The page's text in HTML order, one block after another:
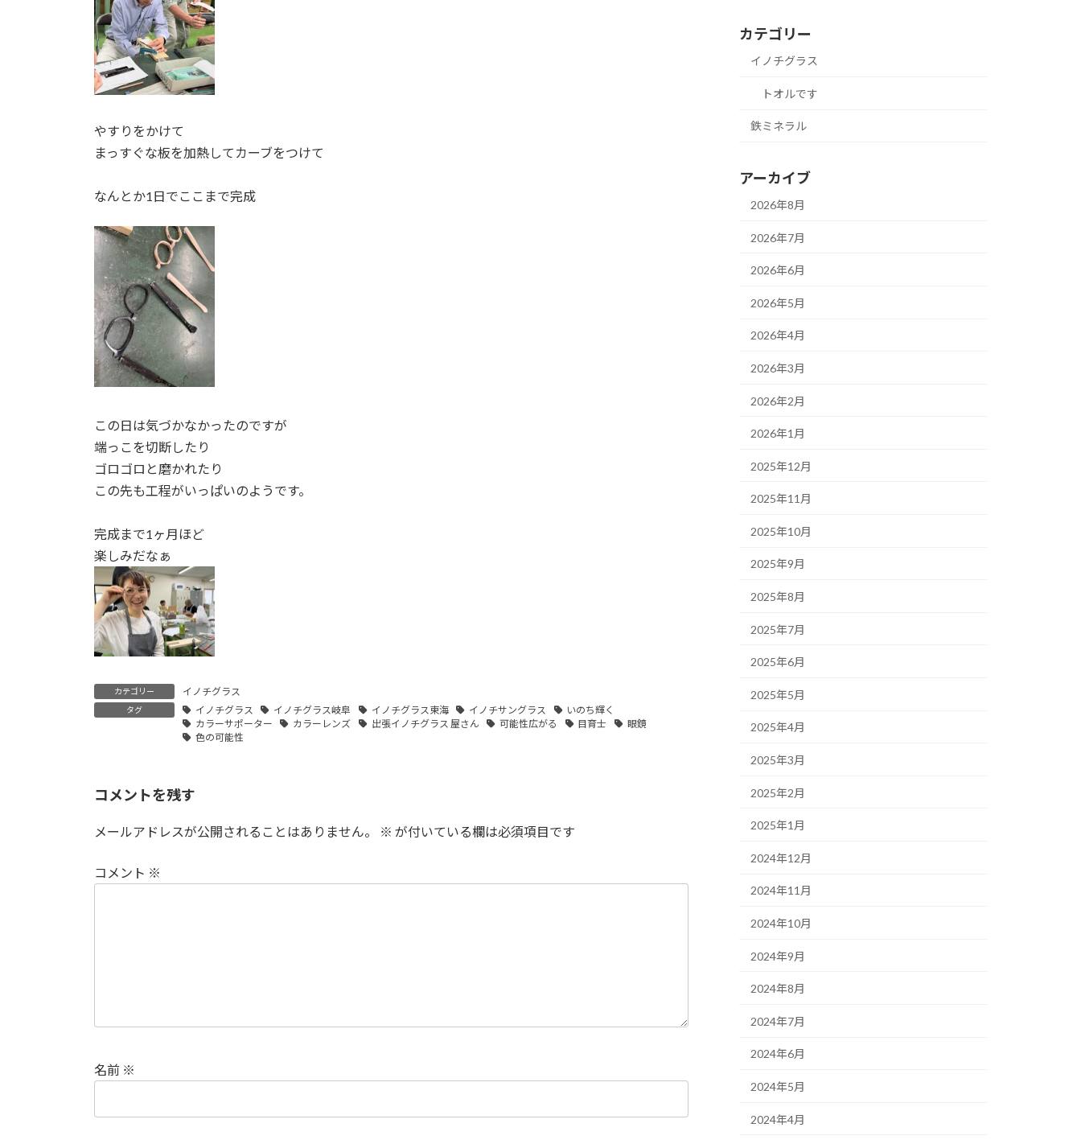
やすりをかけて
まっすぐな板を加熱してカーブをつけて
なんとか1日でここまで完成
この日は気づかなかったのですが
端っこを切断したり
ゴロゴロと磨かれたり
この先も工程がいっぱいのようです。
完成まで1ヶ月ほど
楽しみだなぁ
カテゴリー イノチグラス
タグ イノチグラス イノチグラス岐阜 イノチグラス東海 イノチサングラス
いのち輝く
カラーサポーター
カラーレンズ 出張イノチグラス 屋さん 可能性広がる 目育士
眼鏡
色の可能性
コメントを残す
メールアドレスが公開されることはありません。 ※ が付いている欄は必須項目です
コメント ※
名前 ※
カテゴリー
イノチグラス
トオルです
鉄ミネラル
アーカイブ
2026年8月
2026年7月
2026年6月
2026年5月
2026年4月
2026年3月
2026年2月
2026年1月
2025年12月
2025年11月
2025年10月
2025年9月
2025年8月
2025年7月
2025年6月
2025年5月
2025年4月
2025年3月
2025年2月
2025年1月
2024年12月
2024年11月
2024年10月
2024年9月
2024年8月
2024年7月
2024年6月
2024年5月
2024年4月